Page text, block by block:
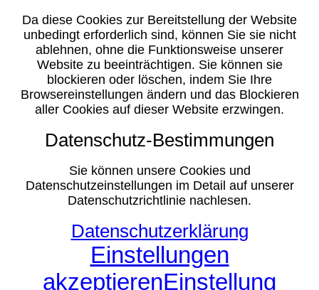
Da diese Cookies zur Bereitstellung der Website
unbedingt erforderlich sind, können Sie sie nicht
ablehnen, ohne die Funktionsweise unserer
Website zu beeinträchtigen. Sie können sie
blockieren oder löschen, indem Sie Ihre
Browsereinstellungen ändern und das Blockieren
aller Cookies auf dieser Website erzwingen.
Datenschutz-Bestimmungen
Sie können unsere Cookies und
Datenschutzeinstellungen im Detail auf unserer
Datenschutzrichtlinie nachlesen.
Datenschutzerklärung
Einstellungen
akzeptierenEinstellung